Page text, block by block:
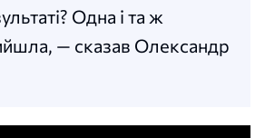
Одна і та ж
— сказав Олександр